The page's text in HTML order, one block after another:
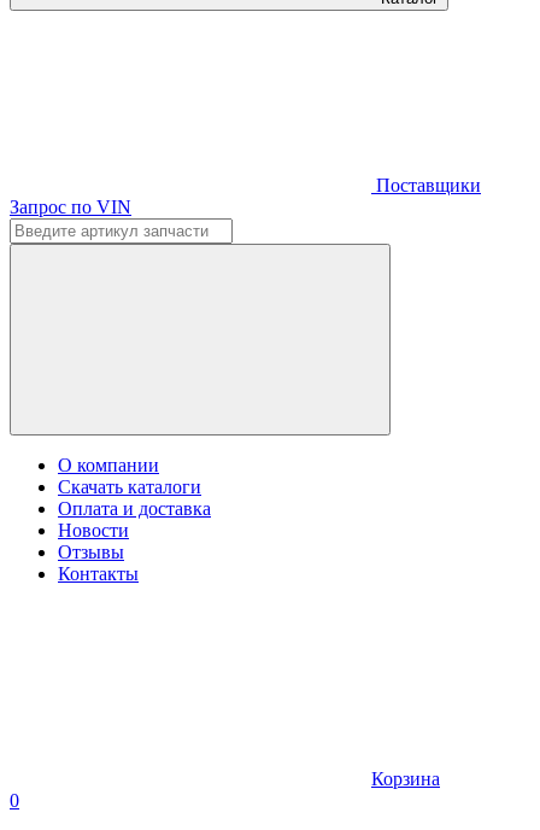
Поставщики
Запрос по VIN
О компании
Скачать каталоги
Оплата и доставка
Новости
Отзывы
Контакты
Корзина
0